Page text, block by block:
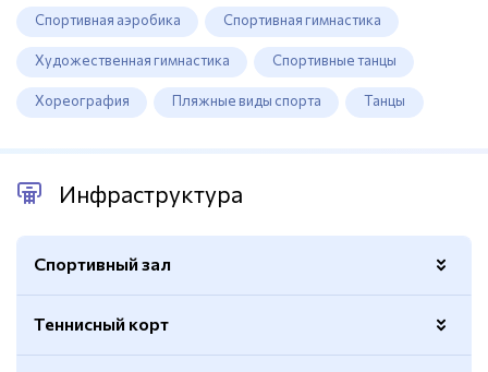
Спортивная аэробика Спортивная гимнастика
Художественная гимнастика Спортивные танцы
Хореография Пляжные виды спорта Танцы
Инфраструктура
Спортивный зал
Баскетбольные кольца
Теннисный корт